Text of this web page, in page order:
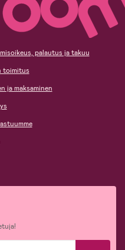
palautus ja takuu
toimitus
ja maksaminen